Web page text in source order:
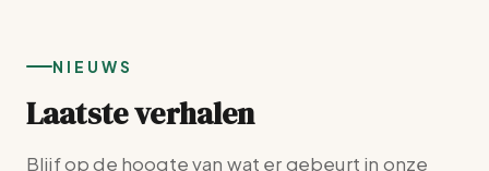
NIEUWS
Laatste verhalen
Blijf op de hoogte van wat er gebeurt in onze